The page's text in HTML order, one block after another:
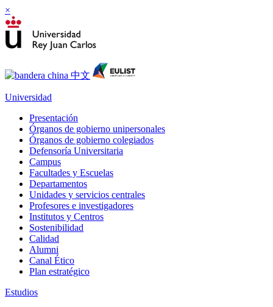
×
Universidad
Presentación
Órganos de gobierno unipersonales
Órganos de gobierno colegiados
Defensoría Universitaria
Campus
Facultades y Escuelas
Departamentos
Unidades y servicios centrales
Profesores e investigadores
Institutos y Centros
Sostenibilidad
Calidad
Alumni
Canal Ético
Plan estratégico
Estudios